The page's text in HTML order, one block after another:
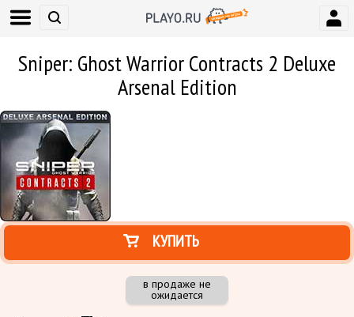
Sniper: Ghost Warrior Contracts 2 Deluxe
Arsenal Edition
КУПИТЬ
в продаже не
ожидается